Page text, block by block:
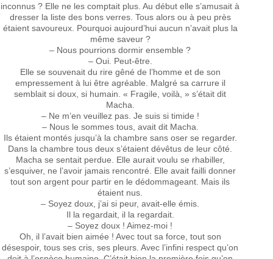
inconnus ? Elle ne les comptait plus. Au début elle s’amusait à
dresser la liste des bons verres. Tous alors ou à peu près
étaient savoureux. Pourquoi aujourd’hui aucun n’avait plus la
même saveur ?
– Nous pourrions dormir ensemble ?
– Oui. Peut-être.
Elle se souvenait du rire gêné de l’homme et de son
empressement à lui être agréable. Malgré sa carrure il
semblait si doux, si humain. « Fragile, voilà, » s’était dit
Macha.
– Ne m’en veuillez pas. Je suis si timide !
– Nous le sommes tous, avait dit Macha.
Ils étaient montés jusqu’à la chambre sans oser se regarder.
Dans la chambre tous deux s’étaient dévêtus de leur côté.
Macha se sentait perdue. Elle aurait voulu se rhabiller,
s’esquiver, ne l’avoir jamais rencontré. Elle avait failli donner
tout son argent pour partir en le dédommageant. Mais ils
étaient nus.
– Soyez doux, j’ai si peur, avait-elle émis.
Il la regardait, il la regardait.
– Soyez doux ! Aimez-moi !
Oh, il l’avait bien aimée ! Avec tout sa force, tout son
désespoir, tous ses cris, ses pleurs. Avec l’infini respect qu’on